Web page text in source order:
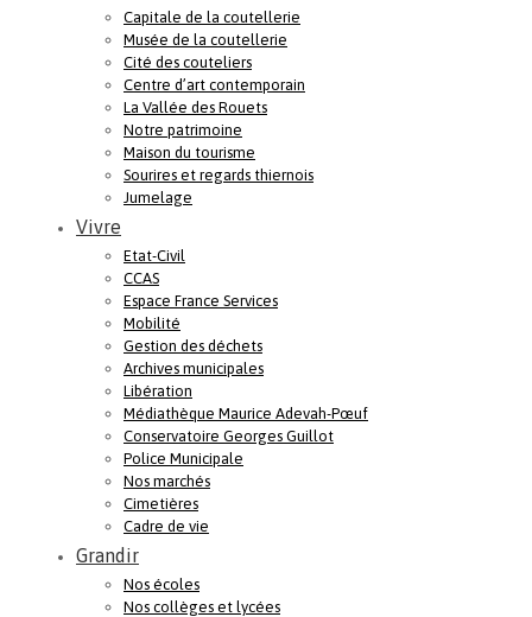
Capitale de la coutellerie
Musée de la coutellerie
Cité des couteliers
Centre d’art contemporain
La Vallée des Rouets
Notre patrimoine
Maison du tourisme
Sourires et regards thiernois
Jumelage
Vivre
Etat-Civil
CCAS
Espace France Services
Mobilité
Gestion des déchets
Archives municipales
Libération
Médiathèque Maurice Adevah-Pœuf
Conservatoire Georges Guillot
Police Municipale
Nos marchés
Cimetières
Cadre de vie
Grandir
Nos écoles
Nos collèges et lycées